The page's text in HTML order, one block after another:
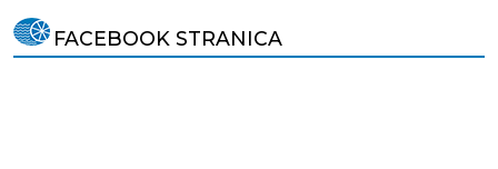
FACEBOOK STRANICA